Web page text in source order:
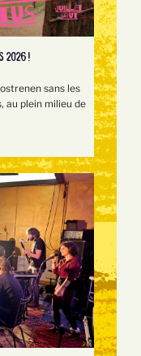
2026 !
sans les
au plein milieu de